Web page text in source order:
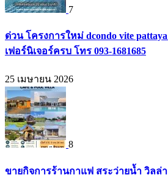
7
ด่วน โครงการใหม่ dcondo vite
เฟอร์นิเจอร์ครบ โทร 093-1681685
25 เมษายน 2026
8
ขายกิจการร้านกาแฟ สระว่ายน้ำ วิลล่